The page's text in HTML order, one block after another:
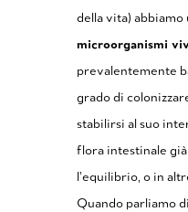
della vita)
microorganismi
prevalentemente
grado di
stabilirsi al suo
flora intestinale
l’equilibrio, o in
Quando parliamo di